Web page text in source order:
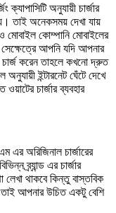
ক্যাপাসিটি অনুযায়ী চার্জার
তাই অনেকসময় দেখা যায়
মোবাইল কোম্পানি মোবাইলের
সেক্ষেত্রে আপনি যদি আপনার
চার্জ করেন তাহলে কখনো দ্রুত
ইন্টারনেট ঘেঁটে দেখে
চার্জার ব্যবহার
এর অরিজিনাল চার্জারের
ব্র্যান্ড এর চার্জার
লেখা থাকবে কিন্তু বাস্তবিক
আপনার উচিত একটু বেশি